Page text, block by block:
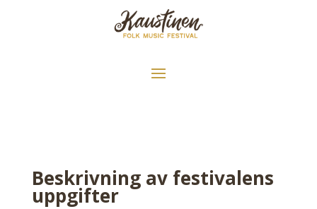
Beskrivning av festivalens
uppgifter